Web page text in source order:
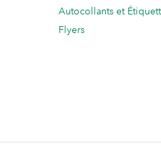
Autocollants et
Flyers